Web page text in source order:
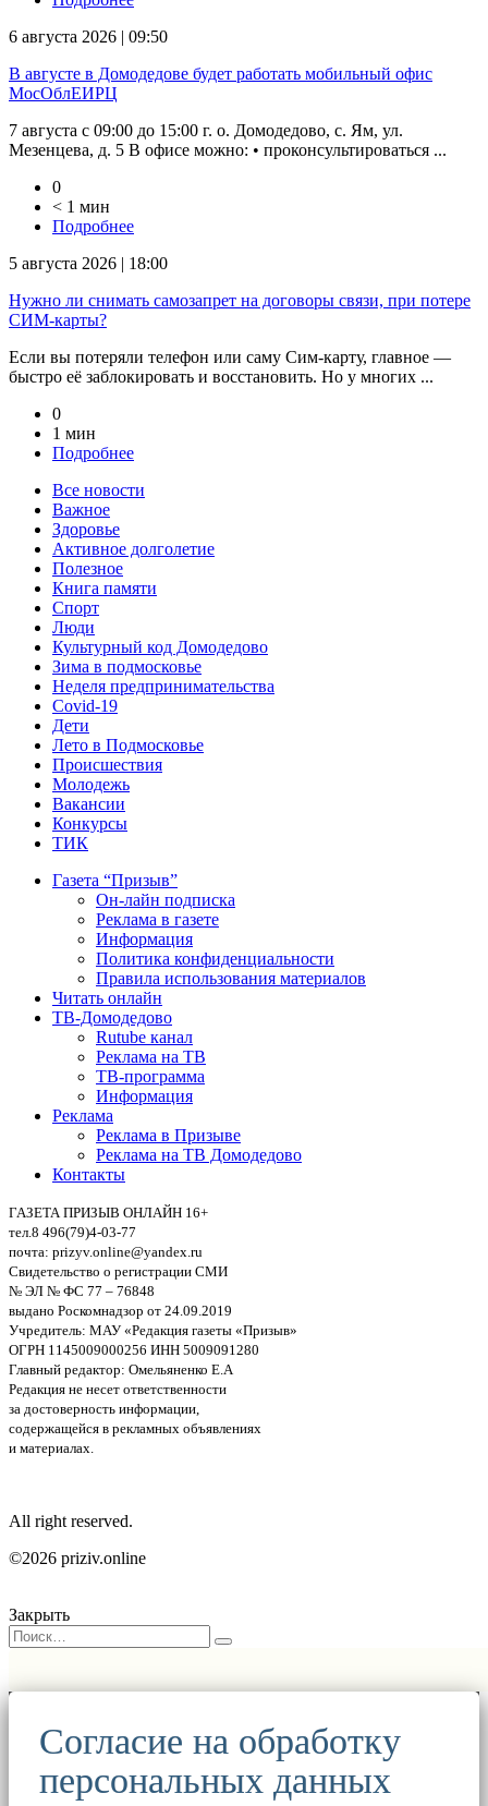
6 августа 2026 | 09:50
В августе в Домодедове будет работать мобильный офис
МосОблЕИРЦ
7 августа с 09:00 до 15:00 г. о. Домодедово, с. Ям, ул.
Мезенцева, д. 5 В офисе можно: • проконсультироваться ...
0
< 1 мин
Подробнее
5 августа 2026 | 18:00
Нужно ли снимать самозапрет на договоры связи, при потере
СИМ-карты?
Если вы потеряли телефон или саму Сим-карту, главное —
быстро её заблокировать и восстановить. Но у многих ...
0
1 мин
Подробнее
Все новости
Важное
Здоровье
Активное долголетие
Полезное
Книга памяти
Спорт
Люди
Культурный код Домодедово
Зима в подмосковье
Неделя предпринимательства
Covid-19
Дети
Лето в Подмосковье
Происшествия
Молодежь
Вакансии
Конкурсы
ТИК
Газета “Призыв”
Он-лайн подписка
Реклама в газете
Информация
Политика конфиденциальности
Правила использования материалов
Читать онлайн
ТВ-Домодедово
Rutube канал
Реклама на ТВ
ТВ-программа
Информация
Реклама
Реклама в Призыве
Реклама на ТВ Домодедово
Контакты
ГАЗЕТА ПРИЗЫВ ОНЛАЙН 16+
тел.8 496(79)4-03-77
почта: prizyv.online@yandex.ru
Свидетельство о регистрации СМИ
№ ЭЛ № ФС 77 – 76848
выдано Роскомнадзор от 24.09.2019
Учредитель: МАУ «Редакция газеты «Призыв»
ОГРН 1145009000256 ИНН 5009091280
Главный редактор: Омельяненко Е.А
Редакция не несет ответственности
за достоверность информации,
содержащейся в рекламных объявлениях
и материалах.
All right reserved.
©2026 priziv.online
Закрыть
Согласие на обработку
персональных данных